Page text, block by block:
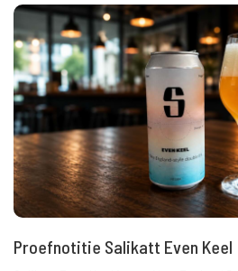
Proefnotitie Salikatt Even Keel